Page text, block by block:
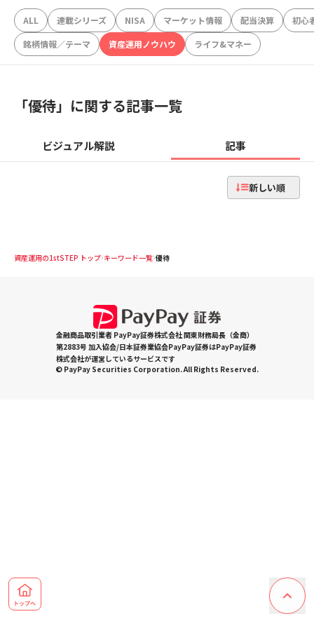
ALL 連載シリーズ NISA マーケット情報 配当決算
初心
銘柄情報／テーマ
資産運用ノウハウ ライフ&マネー
「優待」に関する記事一覧
ビジュアル解説 記事
新しい順
資産運用の1stSTEP トップ キーワード一覧 優待
金融商品取引業者 PayPay証券株式会社 関東財務局長（金商）
第2883号 加入協会/日本証券業協会PayPay証券はPayPay証券
株式会社が運営しているサービスです
© PayPay Securities Corporation. All Rights Reserved.